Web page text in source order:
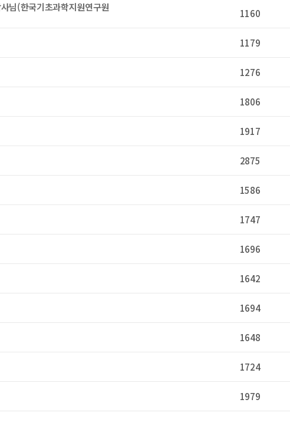
님(한국기초과학지원연구원
1160
1179
1276
1806
1917
2875
1586
1747
1696
1642
1694
1648
1724
1979